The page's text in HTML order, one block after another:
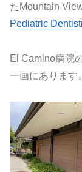
たMountain
Pediatric
El Camino病院
一画にあります。